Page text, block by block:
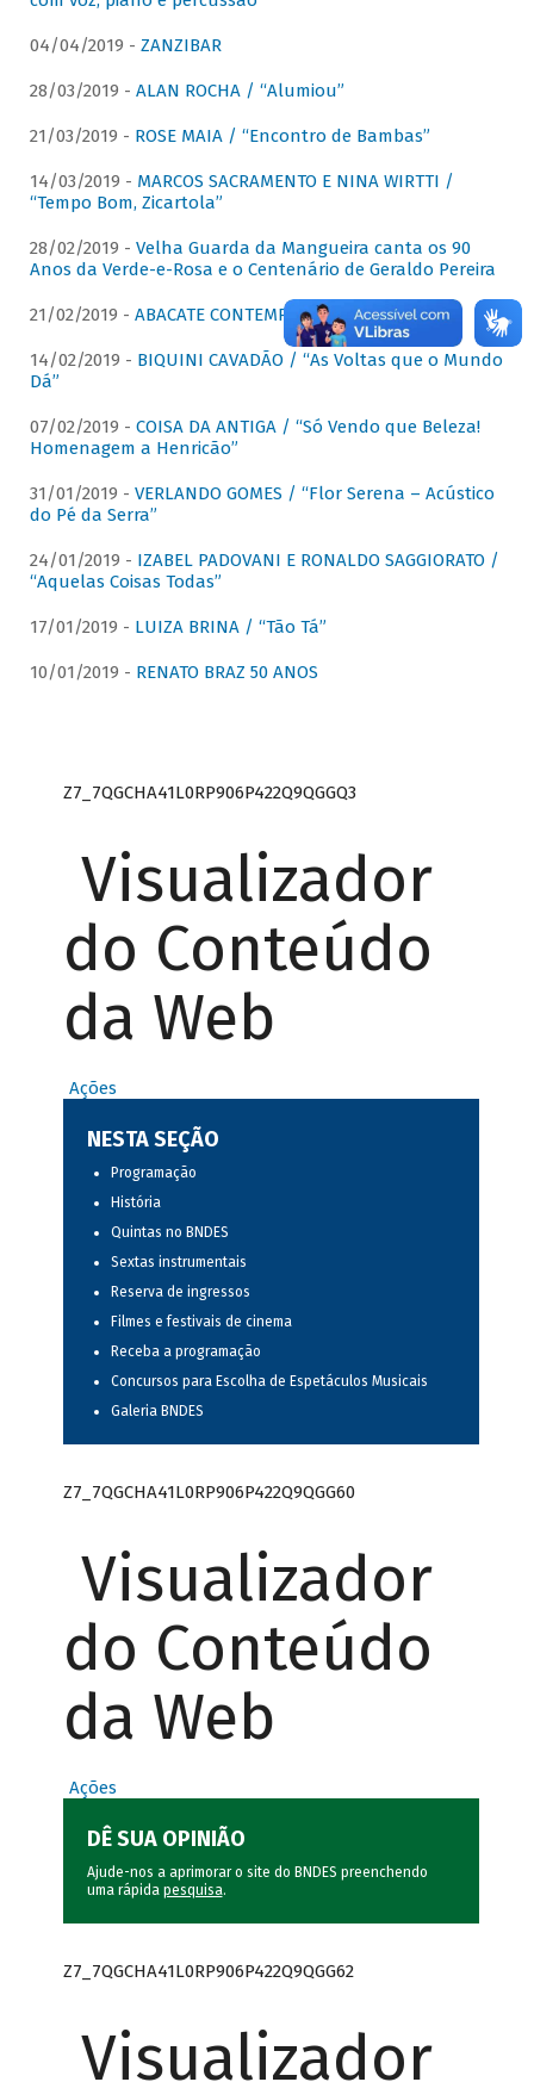
04/04/2019 - ZANZIBAR
28/03/2019 - ALAN ROCHA / “Alumiou”
21/03/2019 - ROSE MAIA / “Encontro de Bambas”
14/03/2019 - MARCOS SACRAMENTO E NINA WIRTTI /
“Tempo Bom, Zicartola”
28/02/2019 - Velha Guarda da Mangueira canta os 90
Anos da Verde-e-Rosa e o Centenário de Geraldo Pereira
21/02/2019 - ABACATE CONTEMPORÂNEO
14/02/2019 - BIQUINI CAVADÃO / “As Voltas que o Mundo
Dá”
07/02/2019 - COISA DA ANTIGA / “Só Vendo que Beleza!
Homenagem a Henricão”
31/01/2019 - VERLANDO GOMES / “Flor Serena – Acústico
do Pé da Serra”
24/01/2019 - IZABEL PADOVANI E RONALDO SAGGIORATO /
“Aquelas Coisas Todas”
17/01/2019 - LUIZA BRINA / “Tão Tá”
10/01/2019 - RENATO BRAZ 50 ANOS
Z7_7QGCHA41L0RP906P422Q9QGGQ3
Visualizador
do Conteúdo
da Web
Ações
NESTA SEÇÃO
Programação
História
Quintas no BNDES
Sextas instrumentais
Reserva de ingressos
Filmes e festivais de cinema
Receba a programação
Concursos para Escolha de Espetáculos Musicais
Galeria BNDES
Z7_7QGCHA41L0RP906P422Q9QGG60
Visualizador
do Conteúdo
da Web
Ações
DÊ SUA OPINIÃO
Ajude-nos a aprimorar o site do BNDES preenchendo
uma rápida pesquisa.
Z7_7QGCHA41L0RP906P422Q9QGG62
Visualizador